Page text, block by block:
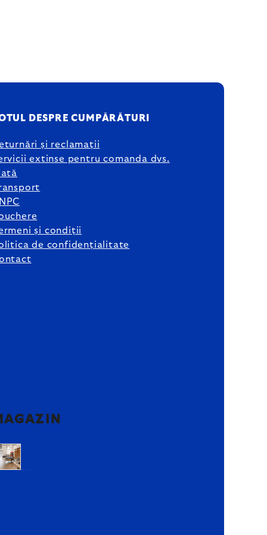
DESPRE CUMPĂRĂTURI
și reclamații
extinse pentru comanda dvs.
și condiții
de confidențialitate